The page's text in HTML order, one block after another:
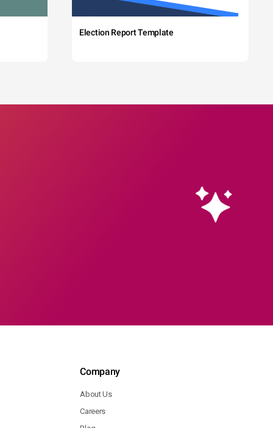
Election Report Template
Company
About Us
Careers